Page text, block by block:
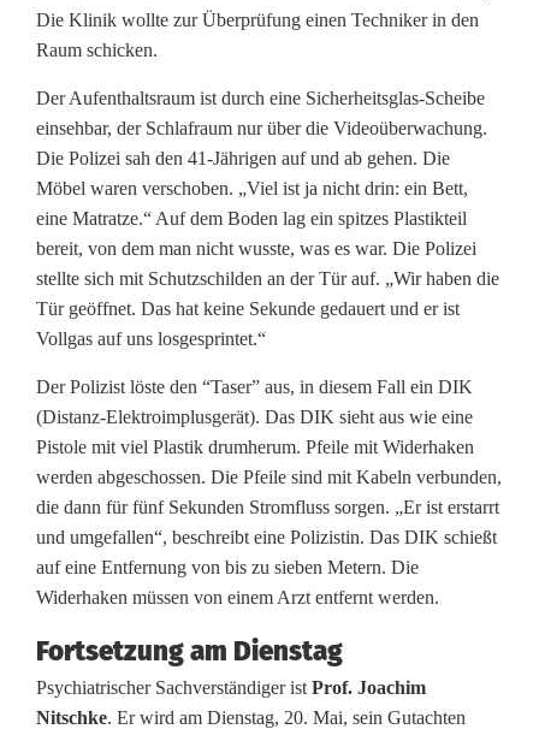
Die Klinik wollte zur Überprüfung einen Techniker in den
Raum schicken.
Der Aufenthaltsraum ist durch eine Sicherheitsglas-Scheibe
einsehbar, der Schlafraum nur über die Videoüberwachung.
Die Polizei sah den 41-Jährigen auf und ab gehen. Die
Möbel waren verschoben. „Viel ist ja nicht drin: ein Bett,
eine Matratze.“ Auf dem Boden lag ein spitzes Plastikteil
bereit, von dem man nicht wusste, was es war. Die Polizei
stellte sich mit Schutzschilden an der Tür auf. „Wir haben die
Tür geöffnet. Das hat keine Sekunde gedauert und er ist
Vollgas auf uns losgesprintet.“
Der Polizist löste den “Taser” aus, in diesem Fall ein DIK
(Distanz-Elektroimplusgerät). Das DIK sieht aus wie eine
Pistole mit viel Plastik drumherum. Pfeile mit Widerhaken
werden abgeschossen. Die Pfeile sind mit Kabeln verbunden,
die dann für fünf Sekunden Stromfluss sorgen. „Er ist erstarrt
und umgefallen“, beschreibt eine Polizistin. Das DIK schießt
auf eine Entfernung von bis zu sieben Metern. Die
Widerhaken müssen von einem Arzt entfernt werden.
Fortsetzung am Dienstag
Psychiatrischer Sachverständiger ist Prof. Joachim
Nitschke. Er wird am Dienstag, 20. Mai, sein Gutachten